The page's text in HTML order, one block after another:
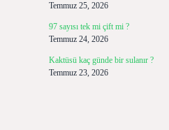
Temmuz 25, 2026
97 sayısı tek mi çift mi ?
Temmuz 24, 2026
Kaktüsü kaç günde bir sulanır ?
Temmuz 23, 2026